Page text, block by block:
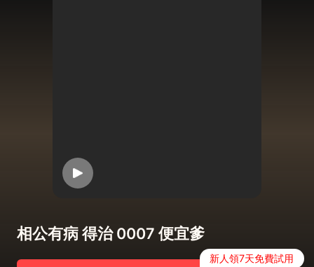
相公有病 得治 0007 便宜爹
新人領7天免費試用